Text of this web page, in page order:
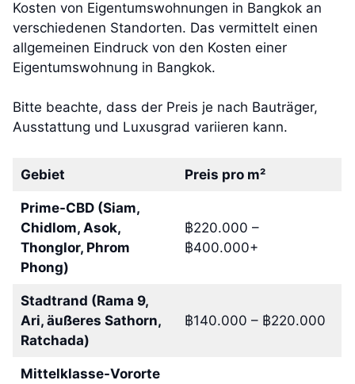
Kosten von Eigentumswohnungen in Bangkok an
verschiedenen Standorten. Das vermittelt einen
allgemeinen Eindruck von den Kosten einer
Eigentumswohnung in Bangkok.
Bitte beachte, dass der Preis je nach Bauträger,
Ausstattung und Luxusgrad variieren kann.
Gebiet Preis pro m²
Prime-CBD (Siam,
Chidlom, Asok,
Thonglor, Phrom
Phong)
฿220.000 –
฿400.000+
Stadtrand (Rama 9,
Ari, äußeres Sathorn,
Ratchada)
฿140.000 – ฿220.000
Mittelklasse-Vororte